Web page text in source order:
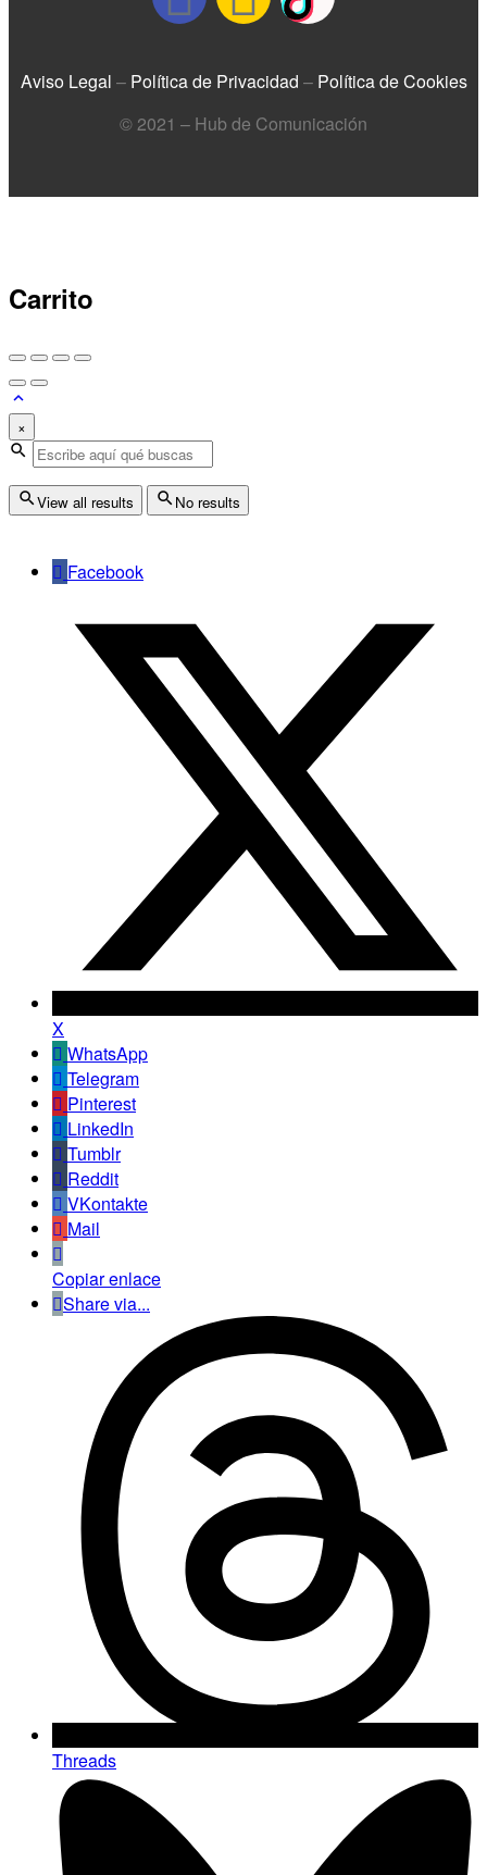
Aviso Legal – Política de Privacidad – Política de Cookies
© 2021 – Hub de Comunicación
Carrito
×
View all results No results
Facebook
X
WhatsApp
Telegram
Pinterest
LinkedIn
Tumblr
Reddit
VKontakte
Mail
Copiar enlace
Share via...
Threads